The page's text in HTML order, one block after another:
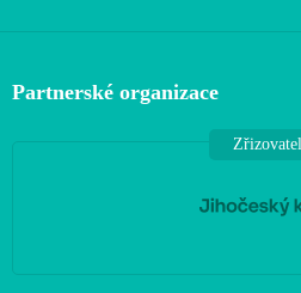
Partnerské organizace
Zřizovatel